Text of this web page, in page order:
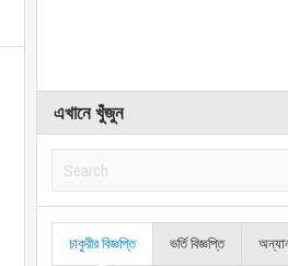
এখানে খুঁজুন
চাকুরীর বিজ্ঞপ্তি ভর্তি বিজ্ঞপ্তি